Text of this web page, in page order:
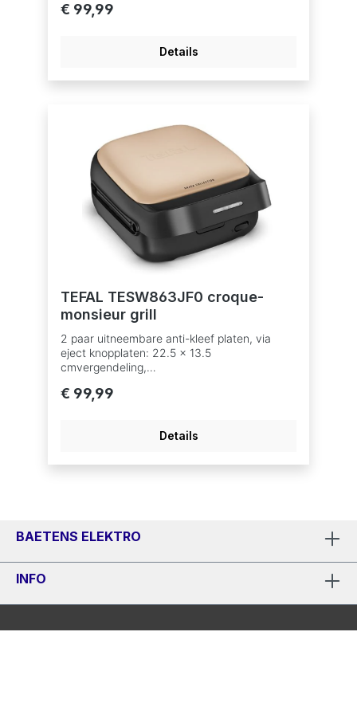
Indicator met licht Aan/uit-schakelaar
€ 99,99
Details
TEFAL TESW863JF0 croque-
monsieur grill
2 paar uitneembare anti-kleef platen, via
eject knopplaten: 22.5 x 13.5
cmvergendeling,
opbergenvaatwasbestendig
€ 99,99
Details
BAETENS ELEKTRO
INFO